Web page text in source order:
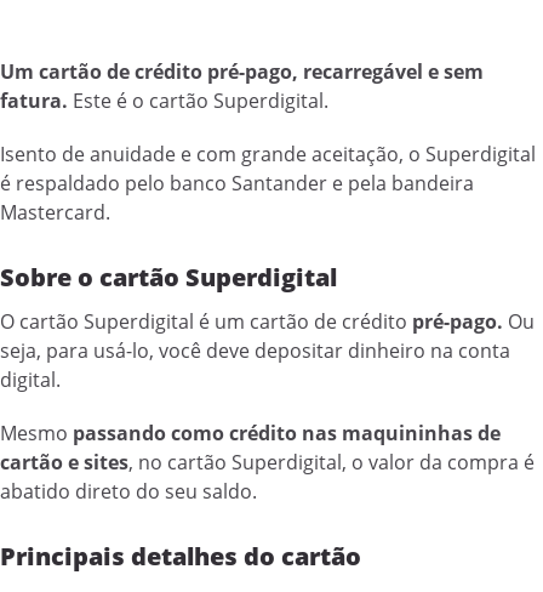
Um cartão de crédito pré-pago, recarregável e sem
fatura. Este é o cartão Superdigital.
Isento de anuidade e com grande aceitação, o Superdigital
é respaldado pelo banco Santander e pela bandeira
Mastercard.
Sobre o cartão Superdigital
O cartão Superdigital é um cartão de crédito pré-pago. Ou
seja, para usá-lo, você deve depositar dinheiro na conta
digital.
Mesmo passando como crédito nas maquininhas de
cartão e sites, no cartão Superdigital, o valor da compra é
abatido direto do seu saldo.
Principais detalhes do cartão